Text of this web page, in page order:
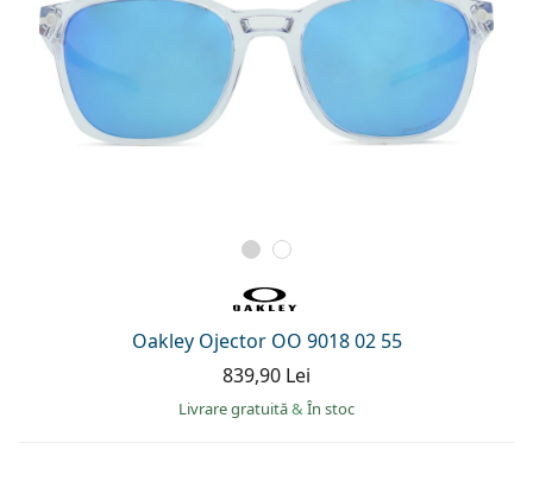
Oakley Ojector OO 9018 02 55
839,90 Lei
Livrare gratuită& În stoc